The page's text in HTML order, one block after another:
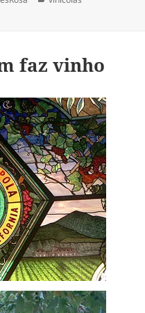
no Sonoma Valley
faz vinho